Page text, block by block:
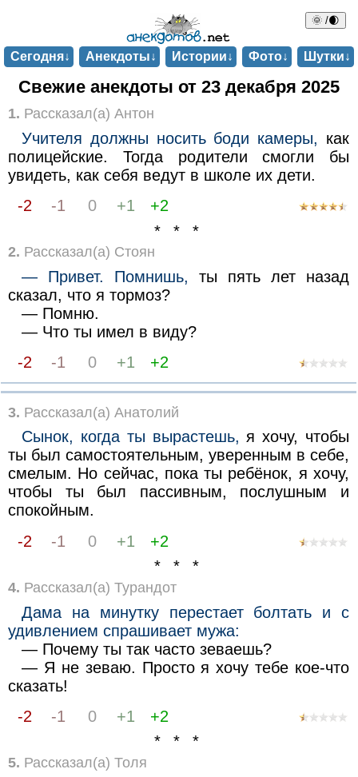
🌞 /🌒
Сегодня↓ Анекдоты↓ Истории↓ Фото↓ Шутки↓
Свежие анекдоты от 23 декабря 2025
1. Рассказал(а) Антон
Учителя должны носить боди камеры, как
полицейские. Тогда родители смогли бы
увидеть, как себя ведут в школе их дети.
-2
-1 0 +1
+2
* * *
2. Рассказал(а) Стоян
— Привет. Помнишь, ты пять лет назад
сказал, что я тормоз?
— Помню.
— Что ты имел в виду?
-2
-1 0 +1 +2
3. Рассказал(а) Анатолий
Сынок, когда ты вырастешь, я хочу, чтобы
ты был самостоятельным, уверенным в себе,
смелым. Но сейчас, пока ты ребёнок, я хочу,
чтобы ты был пассивным, послушным и
спокойным.
-2
-1 0 +1
+2
* * *
4. Рассказал(а) Турандот
Дама на минутку перестает болтать и с
удивлением спрашивает мужа:
— Почему ты так часто зеваешь?
— Я не зеваю. Просто я хочу тебе кое-что
сказать!
-2
-1 0 +1
+2
* * *
5. Рассказал(а) Толя